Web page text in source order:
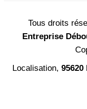
Tous droits
Entreprise
Localisation, 95620